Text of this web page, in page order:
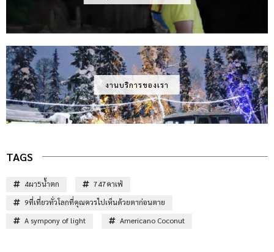
งานบริการของเรา
TAGS
4ผา5น้ำตก
747คาเฟ่
9ที่เที่ยวทั่วโลกที่คุณควรไปเห็นด้วยตาก่อนตาย
A sympony of light
Americano Coconut